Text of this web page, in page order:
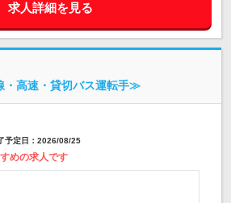
求人詳細を見る
・高速・貸切バス運転手≫
予定日：2026/08/25
めの求人です